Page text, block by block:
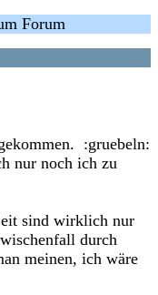
Forum
:gruebeln:
nur noch ich zu
sind wirklich nur
durch
meinen, ich wäre